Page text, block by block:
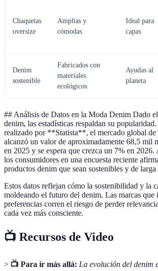
Chaquetas
oversize
Amplias y
cómodas
Ideal para
capas
Denim
sostenible
Fabricados con
materiales
ecológicos
Ayudas al
planeta
## Análisis de Datos en la Moda Denim Dado
denim, las estadísticas respaldan su
realizado por **Statista**, el mercado global de
alcanzó un valor de aproximadamente 68,5 mil
en 2025 y se espera que crezca un 7% en 2026.
los consumidores en una encuesta reciente
productos denim que sean sostenibles y de
Estos datos reflejan cómo la sostenibilidad y la
moldeando el futuro del denim. Las marcas que
preferencias corren el riesgo de perder
cada vez más consciente.
📺 Recursos de Video
> 📺 Para ir más allá: La evolución del denim